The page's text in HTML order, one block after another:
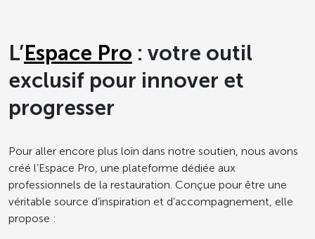
L’Espace Pro : votre outil
exclusif pour innover et
progresser
Pour aller encore plus loin dans notre soutien, nous avons
créé l’Espace Pro, une plateforme dédiée aux
professionnels de la restauration. Conçue pour être une
véritable source d’inspiration et d’accompagnement, elle
propose :